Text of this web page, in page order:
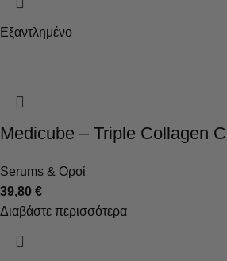
Εξαντλημένο
Medicube – Triple Collagen
Serums & Οροί
39,80 €
Διαβάστε περισσότερα